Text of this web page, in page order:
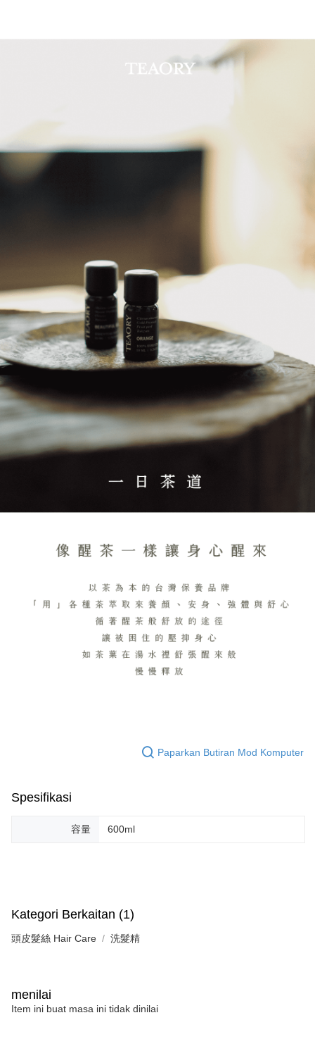
Paparkan Butiran Mod Komputer
Spesifikasi
容量 600ml
Kategori Berkaitan (1)
頭皮髮絲 Hair Care 洗髮精
menilai
Item ini buat masa ini tidak dinilai